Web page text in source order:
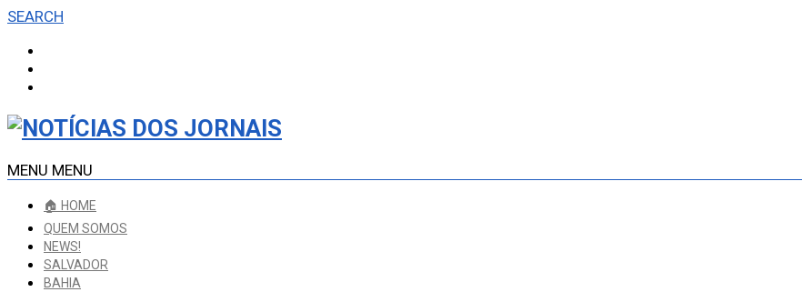
SEARCH
MENU MENU
🏠 HOME
QUEM SOMOS
NEWS!
SALVADOR
BAHIA